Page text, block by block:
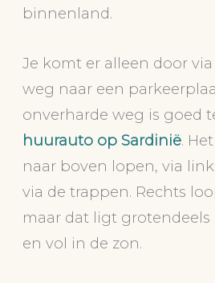
binnenland.
Je komt er alleen door
weg naar een
onverharde weg is goed
huurauto op Sardinië.
naar boven lopen, via
via de trappen. Rechts
maar dat ligt grotendeels
en vol in de zon.